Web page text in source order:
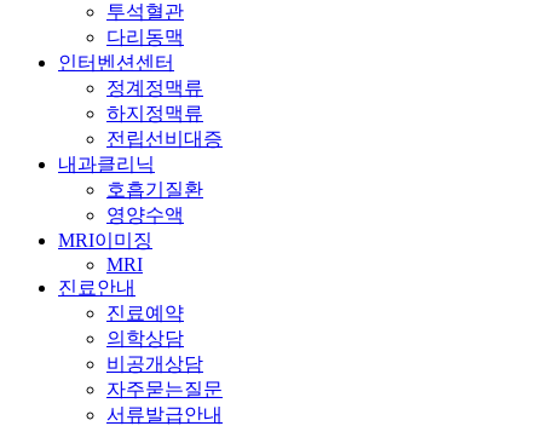
투석혈관
다리동맥
인터벤션센터
정계정맥류
하지정맥류
전립선비대증
내과클리닉
호흡기질환
영양수액
MRI이미징
MRI
진료안내
진료예약
의학상담
비공개상담
자주묻는질문
서류발급안내